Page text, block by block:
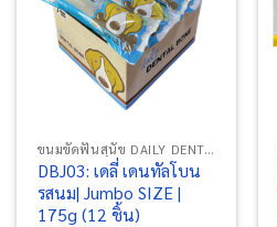
ขนมขัดฟันสุนัข DAILY DENTAL BONE
DBJ03: เดลี่ เดนทัลโบน
รสนม| Jumbo SIZE |
175g (12 ชิ้น)